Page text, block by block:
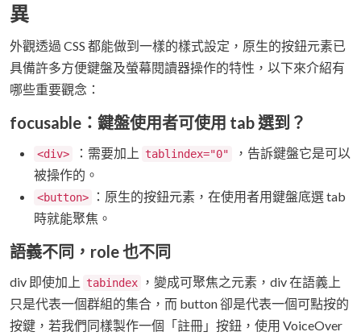
異
外觀透過 CSS 都能做到一樣的樣式設定，原生的按鈕元素已
具備許多方便鍵盤及螢幕閱讀器操作的特性，以下來介紹有
哪些重要觀念：
focusable：鍵盤使用者可使用 tab 選到？
<div> ：需要加上 tablindex="0"
，告訴鍵盤它是可以
被操作的。
<button>
：原生的按鈕元素，在使用者用鍵盤底選 tab
時就能聚焦。
語義不同，role 也不同
div 即使加上 tabindex
，變成可聚焦之元素，div 在語義上
只是代表一個群組的集合，而 button 卻是代表一個可點按的
按鍵，若我們同樣製作一個「註冊」按鈕，使用 VoiceOver